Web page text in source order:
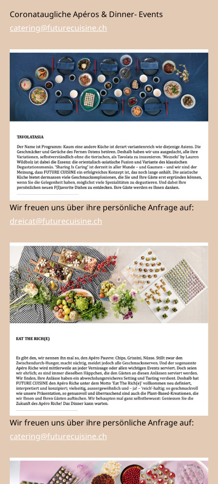
Coronataugliche Apéros & Dinner- Events
catering@futurecuisine.ch
Wir freuen uns über ihre persönliche Anfrage auf:
dreicat@futurecuisine.ch
Wir freuen uns über ihre persönliche Anfrage auf:
catering@futurecuisine.ch